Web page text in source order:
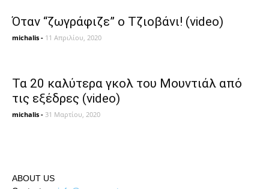
Όταν “ζωγράφιζε” ο Τζιοβάνι! (video)
michalis - 11 Απριλίου, 2020
Τα 20 καλύτερα γκολ του Μουντιάλ από
τις εξέδρες (video)
michalis - 31 Μαρτίου, 2020
ABOUT US